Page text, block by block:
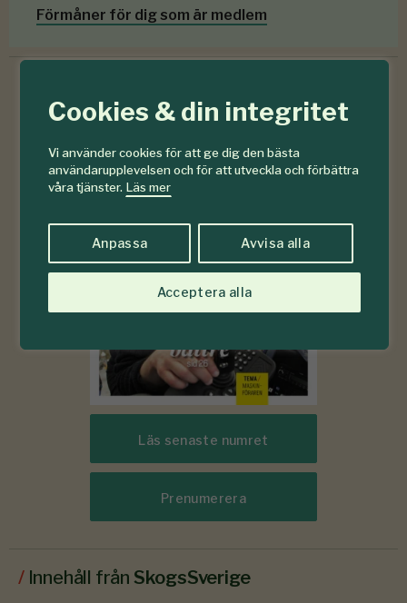
Cookies & din integritet
Vi använder cookies för att ge dig den bästa
användarupplevelsen och för att utveckla och förbättra
våra tjänster. Läs mer
Anpassa Avvisa alla
Acceptera alla
Förmåner för dig som är medlem
6-7
2026
Läs senaste numret
Prenumerera
/ Innehåll från SkogsSverige